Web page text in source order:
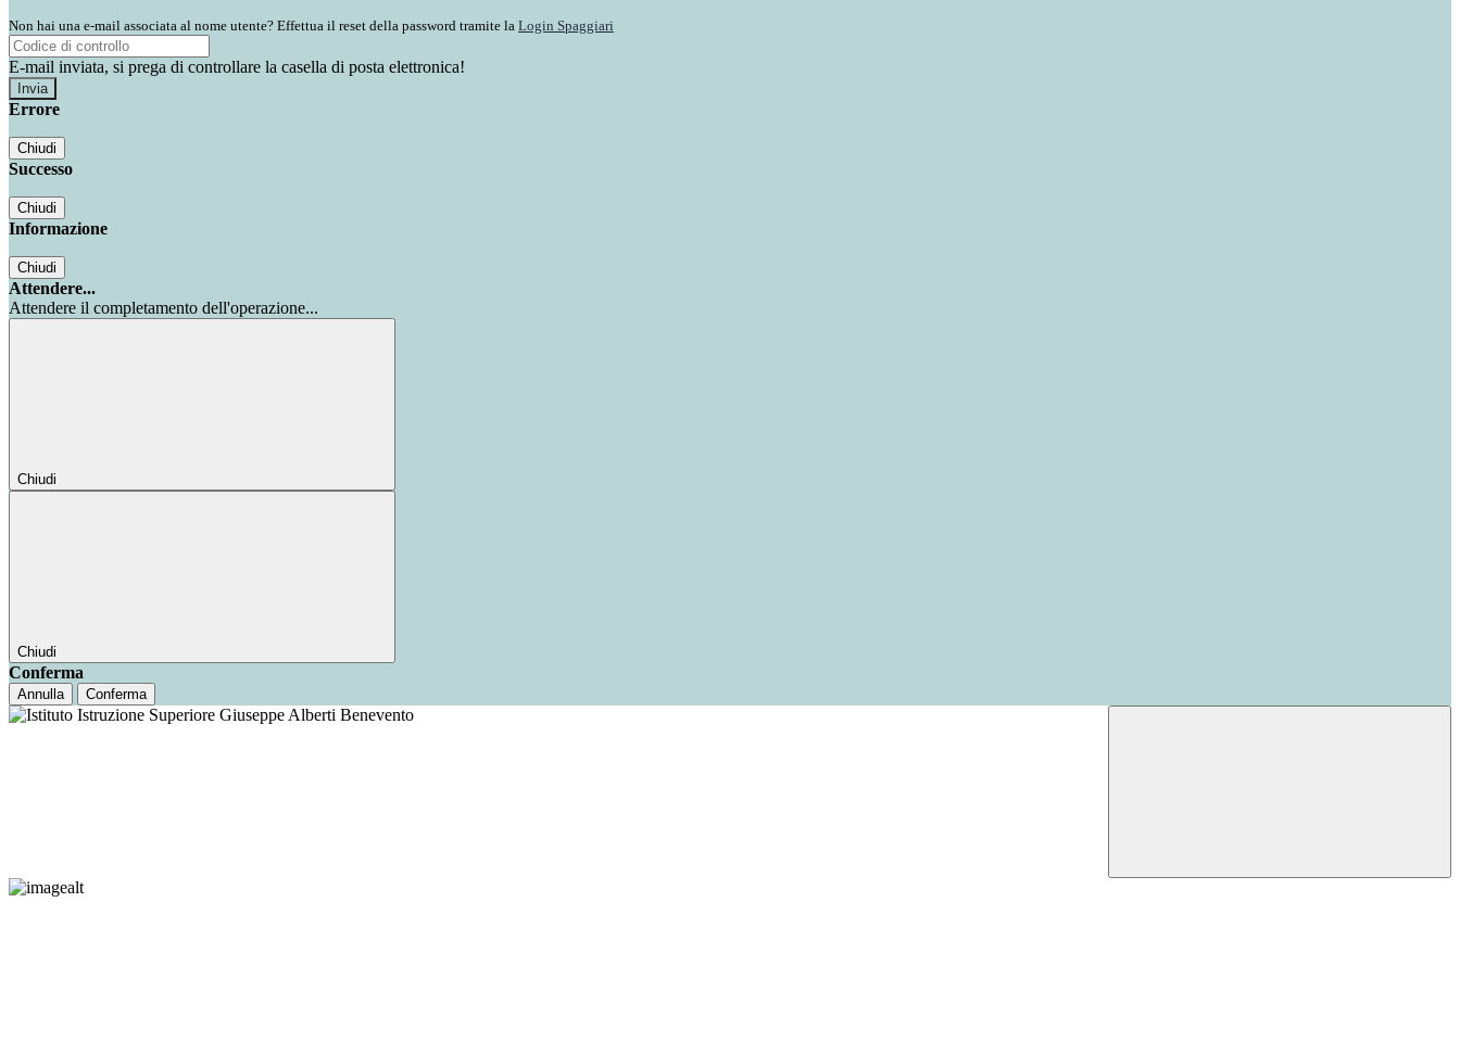
Non hai una e-mail associata al nome utente? Effettua il reset della password tramite la Login Spaggiari
E-mail inviata, si prega di controllare la casella di posta elettronica!
Errore
Chiudi
Successo
Chiudi
Informazione
Chiudi
Attendere...
Attendere il completamento dell'operazione...
Chiudi
Chiudi
Conferma
Annulla Conferma